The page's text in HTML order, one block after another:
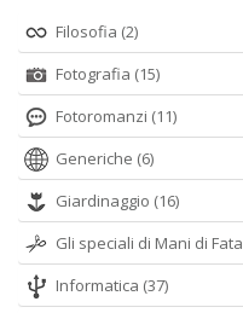
Filosofia (2)
Fotografia (15)
Fotoromanzi (11)
Generiche (6)
Giardinaggio (16)
Gli speciali di Mani di Fata
Informatica (37)